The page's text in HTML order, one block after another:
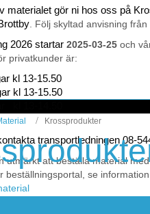
materialet gör ni hos oss på
. Följ skyltad anvisning från
2026 startar 2025-03-25 och
privatkunder är:
kl 13-15.50
kl 13-15.50
kl 13-14.50
transportledningen 08-
utmärkt att beställa material
beställningsportal, se information
Krossprodukter